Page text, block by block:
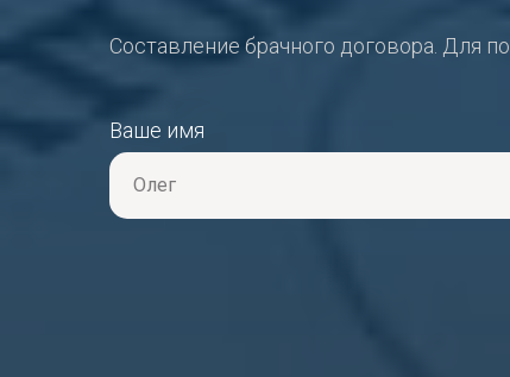
Составление брачного договора. Для
Ваше имя
Олег